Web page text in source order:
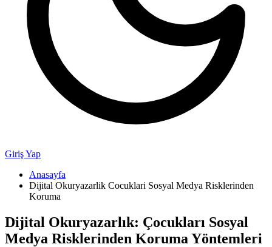
Giriş Yap
Anasayfa
Dijital Okuryazarlik Cocuklari Sosyal Medya Risklerinden
Koruma
Dijital Okuryazarlık: Çocukları Sosyal
Medya Risklerinden Koruma Yöntemleri